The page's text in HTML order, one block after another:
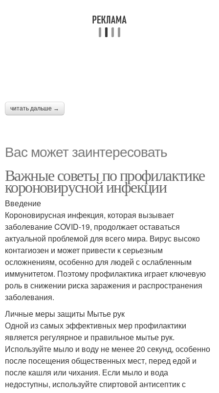
читать дальше →
Вас может заинтересовать
Важные советы по профилактике
короновирусной инфекции
Введение
Короновирусная инфекция, которая вызывает
заболевание COVID-19, продолжает оставаться
актуальной проблемой для всего мира. Вирус высоко
контагиозен и может привести к серьезным
осложнениям, особенно для людей с ослабленным
иммунитетом. Поэтому профилактика играет ключевую
роль в снижении риска заражения и распространения
заболевания.
Личные меры защиты Мытье рук
Одной из самых эффективных мер профилактики
является регулярное и правильное мытье рук.
Используйте мыло и воду не менее 20 секунд, особенно
после посещения общественных мест, перед едой и
после кашля или чихания. Если мыло и вода
недоступны, используйте спиртовой антисептик с